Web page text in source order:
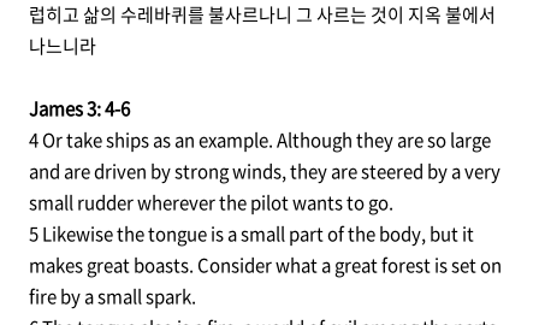
럽히고 삶의 수레바퀴를 불사르나니 그 사르는 것이 지옥 불에서
나느니라
James 3: 4-6
4 Or take ships as an example. Although they are so large
and are driven by strong winds, they are steered by a very
small rudder wherever the pilot wants to go.
5 Likewise the tongue is a small part of the body, but it
makes great boasts. Consider what a great forest is set on
fire by a small spark.